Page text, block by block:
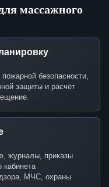
массажного
безопасности,
защиты и расчёт
журналы, приказы
кабинета
МЧС, охраны